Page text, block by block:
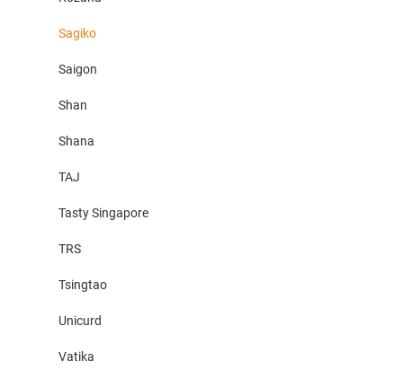
Sagiko
Saigon
Shan
Shana
TAJ
Tasty Singapore
TRS
Tsingtao
Unicurd
Vatika